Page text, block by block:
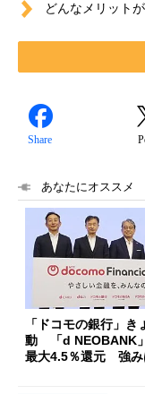
どんなメリット
Share
あなたにオススメ
「ドコモの銀行」き
動 「d NEOBANK」
最大4.5％還元 強み